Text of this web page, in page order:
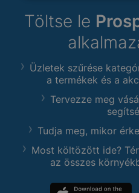
Töltse le
Üzletek szűrése
a termékek és a
Tervezze meg
Tudja meg, mikor
Most költözött ide?
az összes